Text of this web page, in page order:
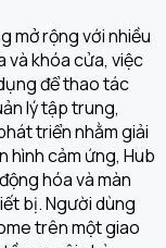
mở rộng với nhiều
và khóa cửa, việc
để thao tác
lý tập trung,
triển nhằm giải
hình cảm ứng, Hub
hóa và màn
bị. Người dùng
trên một giao